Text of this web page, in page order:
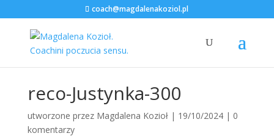
coach@magdalenakoziol.pl
reco-Justynka-300
utworzone przez Magdalena Kozioł| 19/10/2024| 0
komentarzy